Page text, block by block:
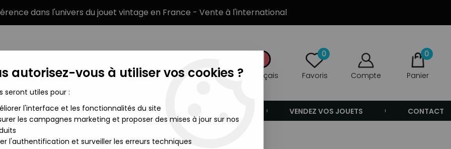
dans l'univers du jouet vintage en France - Vente à l'international
Français
0
Favoris Compte
0
Panier
MARQUES TYPE DE PRODUIT VENDEZ VOS JOUETS CONTACT
autorisez-vous à utiliser vos cookies ?
seront utiles pour :
l'interface et les fonctionnalités du site
les campagnes marketing et proposer des mises à jour sur nos
l'authentification et surveiller les erreurs techniques